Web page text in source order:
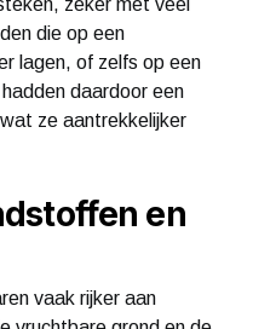
die op een
lagen, of zelfs op een
daardoor een
ze aantrekkelijker
en
vaak rijker aan